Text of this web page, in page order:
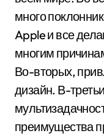
много
Apple и все
многим
Во-вторых,
дизайн. В-
преимущества